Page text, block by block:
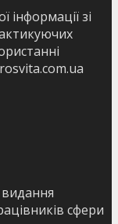
інформації зі
видання
сфери